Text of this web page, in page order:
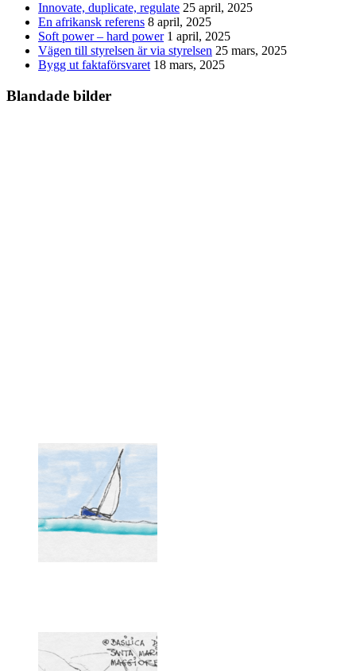
Innovate, duplicate, regulate 25 april, 2025
En afrikansk referens 8 april, 2025
Soft power – hard power 1 april, 2025
Vägen till styrelsen är via styrelsen 25 mars, 2025
Bygg ut faktaförsvaret 18 mars, 2025
Blandade bilder